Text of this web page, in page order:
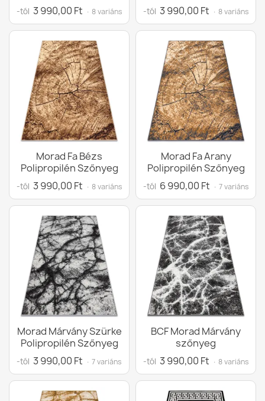
-tól 3 990,00 Ft · 8 variáns -tól 3 990,00 Ft · 8 variáns
Morad Fa Bézs
Polipropilén Szőnyeg
-tól 3 990,00 Ft · 8 variáns
Morad Fa Arany
Polipropilén Szőnyeg
-tól 6 990,00 Ft · 7 variáns
Morad Márvány Szürke
Polipropilén Szőnyeg
-tól 3 990,00 Ft · 7 variáns
BCF Morad Márvány
szőnyeg
-tól 3 990,00 Ft · 8 variáns